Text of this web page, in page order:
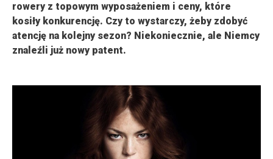
rowery z topowym wyposażeniem i ceny, które
kosiły konkurencję. Czy to wystarczy, żeby zdobyć
atencję na kolejny sezon? Niekoniecznie, ale Niemcy
znaleźli już nowy patent.